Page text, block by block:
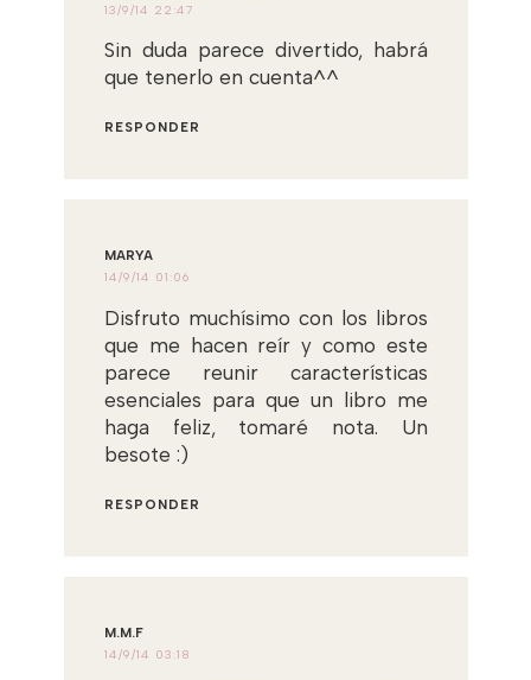
13/9/14 22:47
Sin duda parece divertido, habrá
que tenerlo en cuenta^^
RESPONDER
MARYA
14/9/14 01:06
Disfruto muchísimo con los libros
que me hacen reír y como este
parece reunir características
esenciales para que un libro me
haga feliz, tomaré nota. Un
besote :)
RESPONDER
M.M.F
14/9/14 03:18